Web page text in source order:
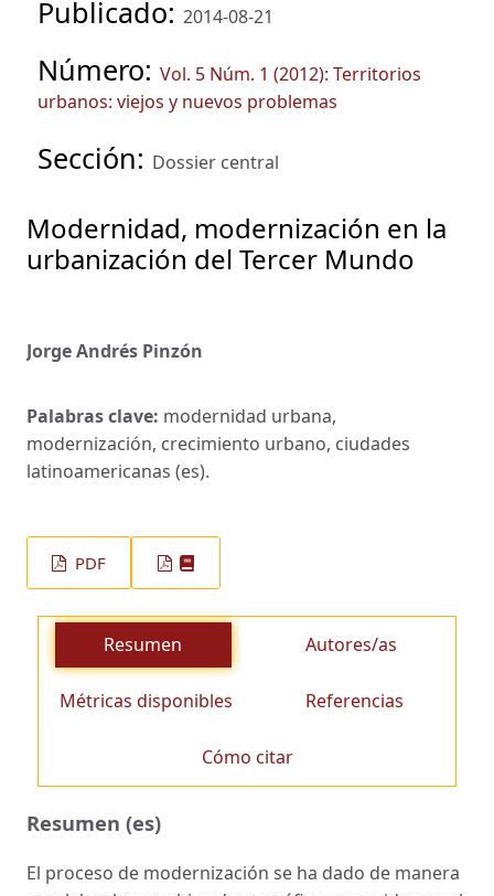
Publicado: 2014-08-21
Número: Vol. 5 Núm. 1 (2012): Territorios
urbanos: viejos y nuevos problemas
Sección: Dossier central
Modernidad, modernización en la
urbanización del Tercer Mundo
Jorge Andrés Pinzón
Palabras clave: modernidad urbana,
modernización, crecimiento urbano, ciudades
latinoamericanas (es).
PDF
Resumen Autores/as
Métricas disponibles Referencias
Cómo citar
Resumen (es)
El proceso de modernización se ha dado de manera